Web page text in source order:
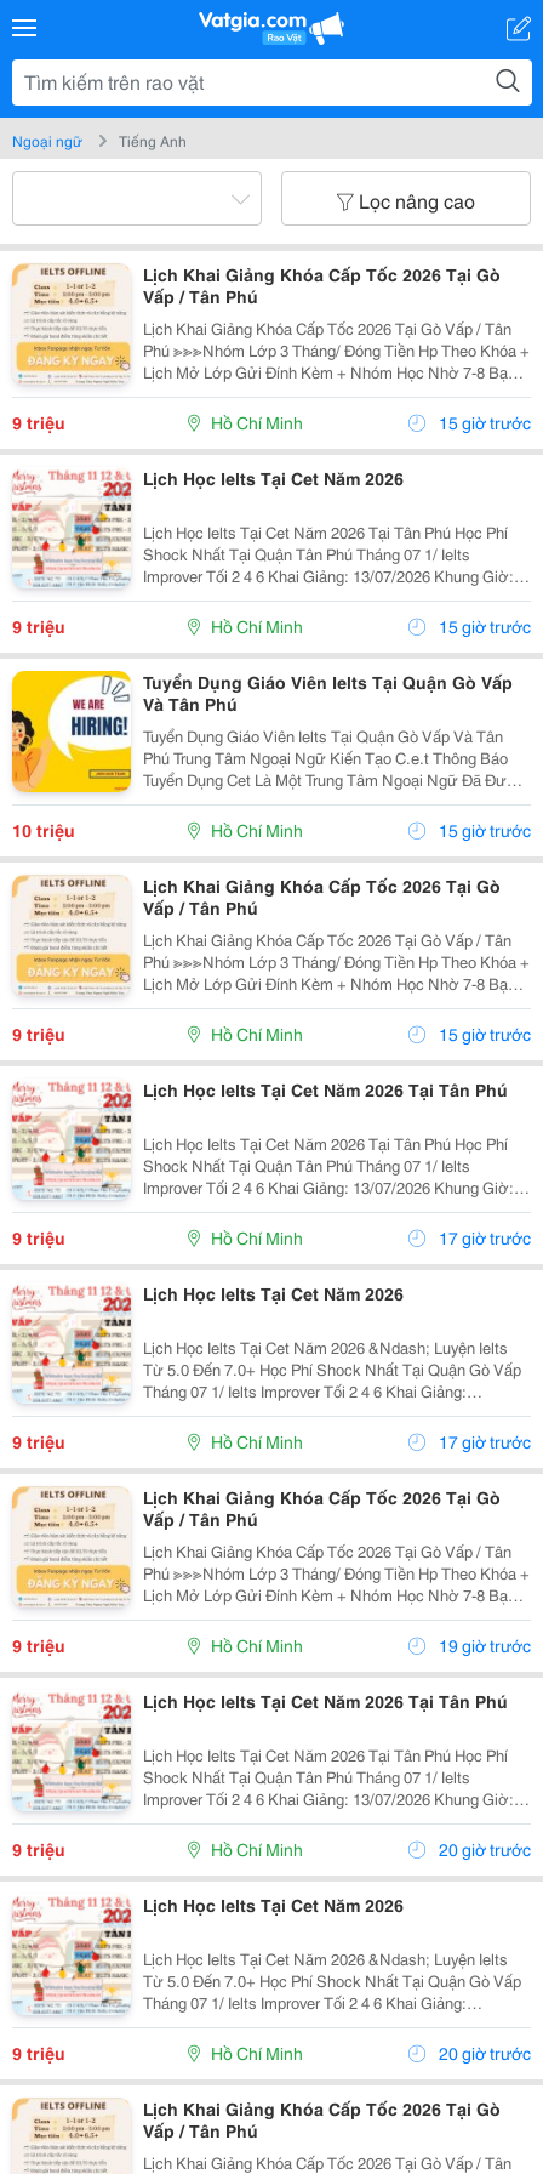
Ngoại ngữ Tiếng Anh
Lọc nâng cao
Lịch Khai Giảng Khóa Cấp Tốc 2026 Tại Gò
Vấp / Tân Phú
Lịch Khai Giảng Khóa Cấp Tốc 2026 Tại Gò Vấp / Tân
Phú ≫≫≫Nhóm Lớp 3 Tháng/ Đóng Tiền Hp Theo Khóa +
Lịch Mở Lớp Gửi Đính Kèm + Nhóm Học Nhờ 7-8 Bạn/
Lớp + Giáo Trình Ielts Có Band Điểm Lộ Trình, Sách
Nước Ngoài Bám Sát + Chia Đều 4 Kỹ...
9 triệu Hồ Chí Minh 15 giờ trước
Lịch Học Ielts Tại Cet Năm 2026
Lịch Học Ielts Tại Cet Năm 2026 Tại Tân Phú Học Phí
Shock Nhất Tại Quận Tân Phú Tháng 07 1/ Ielts
Improver Tối 2 4 6 Khai Giảng: 13/07/2026 Khung Giờ:
18:00 Đến 21:00 Học Phí Ưu Đãi 5% Khi Đăng Ký 2/ Ielts
Basic Tối 3 5 7 Khai...
9 triệu Hồ Chí Minh 15 giờ trước
Tuyển Dụng Giáo Viên Ielts Tại Quận Gò Vấp
Và Tân Phú
Tuyển Dụng Giáo Viên Ielts Tại Quận Gò Vấp Và Tân
Phú Trung Tâm Ngoại Ngữ Kiến Tạo C.e.t Thông Báo
Tuyển Dụng Cet Là Một Trung Tâm Ngoại Ngữ Đã Được
Thành Lập 16 Năm Chuyên Về Chương Trình Anh Văn
Học Thuật Ielts &Ndash; Toefl Ibt. Trung Tâm...
10 triệu Hồ Chí Minh 15 giờ trước
Lịch Khai Giảng Khóa Cấp Tốc 2026 Tại Gò
Vấp / Tân Phú
Lịch Khai Giảng Khóa Cấp Tốc 2026 Tại Gò Vấp / Tân
Phú ≫≫≫Nhóm Lớp 3 Tháng/ Đóng Tiền Hp Theo Khóa +
Lịch Mở Lớp Gửi Đính Kèm + Nhóm Học Nhờ 7-8 Bạn/
Lớp + Giáo Trình Ielts Có Band Điểm Lộ Trình, Sách
Nước Ngoài Bám Sát + Chia Đều 4 Kỹ...
9 triệu Hồ Chí Minh 15 giờ trước
Lịch Học Ielts Tại Cet Năm 2026 Tại Tân Phú
Lịch Học Ielts Tại Cet Năm 2026 Tại Tân Phú Học Phí
Shock Nhất Tại Quận Tân Phú Tháng 07 1/ Ielts
Improver Tối 2 4 6 Khai Giảng: 13/07/2026 Khung Giờ:
18:00 Đến 21:00 Học Phí Ưu Đãi 5% Khi Đăng Ký 2/ Ielts
Basic Tối 3 5 7 Khai...
9 triệu Hồ Chí Minh 17 giờ trước
Lịch Học Ielts Tại Cet Năm 2026
Lịch Học Ielts Tại Cet Năm 2026 &Ndash; Luyện Ielts
Từ 5.0 Đến 7.0+ Học Phí Shock Nhất Tại Quận Gò Vấp
Tháng 07 1/ Ielts Improver Tối 2 4 6 Khai Giảng:
13/07/2026 Khung Giờ: 18:00 Đến 21:00 Học Phí Ưu Đãi
5% Khi Đăng Ký 2/ Ielts...
9 triệu Hồ Chí Minh 17 giờ trước
Lịch Khai Giảng Khóa Cấp Tốc 2026 Tại Gò
Vấp / Tân Phú
Lịch Khai Giảng Khóa Cấp Tốc 2026 Tại Gò Vấp / Tân
Phú ≫≫≫Nhóm Lớp 3 Tháng/ Đóng Tiền Hp Theo Khóa +
Lịch Mở Lớp Gửi Đính Kèm + Nhóm Học Nhờ 7-8 Bạn/
Lớp + Giáo Trình Ielts Có Band Điểm Lộ Trình, Sách
Nước Ngoài Bám Sát + Chia Đều 4 Kỹ...
9 triệu Hồ Chí Minh 19 giờ trước
Lịch Học Ielts Tại Cet Năm 2026 Tại Tân Phú
Lịch Học Ielts Tại Cet Năm 2026 Tại Tân Phú Học Phí
Shock Nhất Tại Quận Tân Phú Tháng 07 1/ Ielts
Improver Tối 2 4 6 Khai Giảng: 13/07/2026 Khung Giờ:
18:00 Đến 21:00 Học Phí Ưu Đãi 5% Khi Đăng Ký 2/ Ielts
Basic Tối 3 5 7 Khai...
9 triệu Hồ Chí Minh 20 giờ trước
Lịch Học Ielts Tại Cet Năm 2026
Lịch Học Ielts Tại Cet Năm 2026 &Ndash; Luyện Ielts
Từ 5.0 Đến 7.0+ Học Phí Shock Nhất Tại Quận Gò Vấp
Tháng 07 1/ Ielts Improver Tối 2 4 6 Khai Giảng:
13/07/2026 Khung Giờ: 18:00 Đến 21:00 Học Phí Ưu Đãi
5% Khi Đăng Ký 2/ Ielts...
9 triệu Hồ Chí Minh 20 giờ trước
Lịch Khai Giảng Khóa Cấp Tốc 2026 Tại Gò
Vấp / Tân Phú
Lịch Khai Giảng Khóa Cấp Tốc 2026 Tại Gò Vấp / Tân